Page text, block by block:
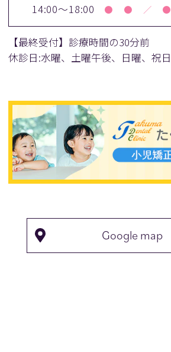
14:00～18:00 ● ● ／ ●
【最終受付】診療時間の30分前
休診日:水曜、土曜午後、日曜、祝日
Google map